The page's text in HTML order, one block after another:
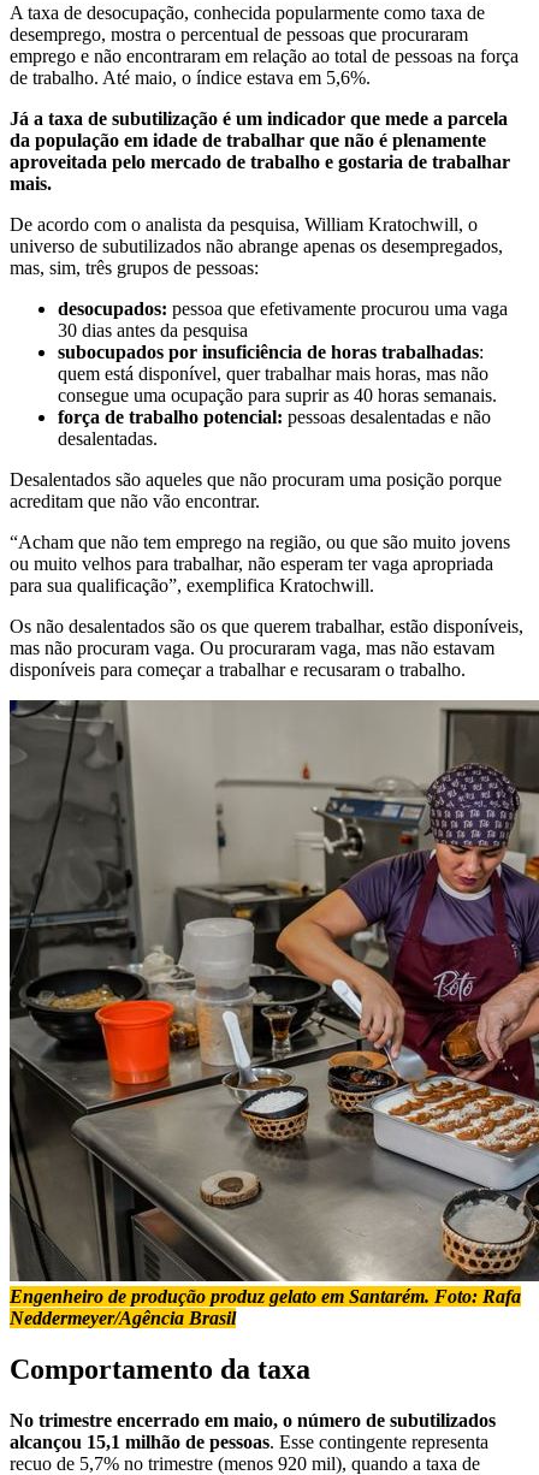
A taxa de desocupação, conhecida popularmente como taxa de
desemprego, mostra o percentual de pessoas que procuraram
emprego e não encontraram em relação ao total de pessoas na força
de trabalho. Até maio, o índice estava em 5,6%.
Já a taxa de subutilização é um indicador que mede a parcela
da população em idade de trabalhar que não é plenamente
aproveitada pelo mercado de trabalho e gostaria de trabalhar
mais.
De acordo com o analista da pesquisa, William Kratochwill, o
universo de subutilizados não abrange apenas os desempregados,
mas, sim, três grupos de pessoas:
desocupados: pessoa que efetivamente procurou uma vaga
30 dias antes da pesquisa
subocupados por insuficiência de horas trabalhadas:
quem está disponível, quer trabalhar mais horas, mas não
consegue uma ocupação para suprir as 40 horas semanais.
força de trabalho potencial: pessoas desalentadas e não
desalentadas.
Desalentados são aqueles que não procuram uma posição porque
acreditam que não vão encontrar.
“Acham que não tem emprego na região, ou que são muito jovens
ou muito velhos para trabalhar, não esperam ter vaga apropriada
para sua qualificação”, exemplifica Kratochwill.
Os não desalentados são os que querem trabalhar, estão disponíveis,
mas não procuram vaga. Ou procuraram vaga, mas não estavam
disponíveis para começar a trabalhar e recusaram o trabalho.
Engenheiro de produção produz gelato em Santarém. Foto: Rafa
Neddermeyer/Agência Brasil
Comportamento da taxa
No trimestre encerrado em maio, o número de subutilizados
alcançou 15,1 milhão de pessoas. Esse contingente representa
recuo de 5,7% no trimestre (menos 920 mil), quando a taxa de